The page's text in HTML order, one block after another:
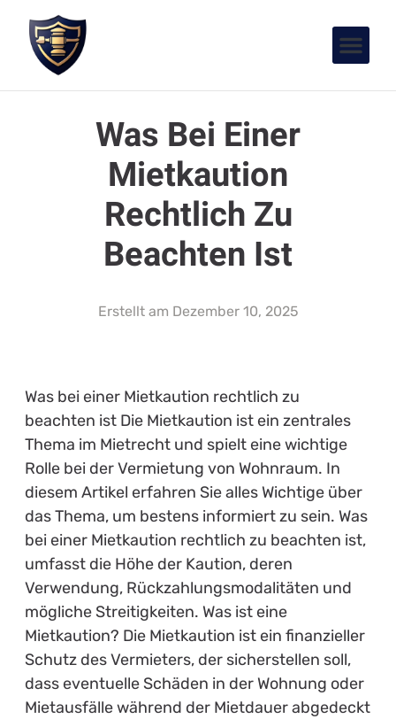
Was Bei Einer
Mietkaution
Rechtlich Zu
Beachten Ist
Erstellt am Dezember 10, 2025
Was bei einer Mietkaution rechtlich zu
beachten ist Die Mietkaution ist ein zentrales
Thema im Mietrecht und spielt eine wichtige
Rolle bei der Vermietung von Wohnraum. In
diesem Artikel erfahren Sie alles Wichtige über
das Thema, um bestens informiert zu sein. Was
bei einer Mietkaution rechtlich zu beachten ist,
umfasst die Höhe der Kaution, deren
Verwendung, Rückzahlungsmodalitäten und
mögliche Streitigkeiten. Was ist eine
Mietkaution? Die Mietkaution ist ein finanzieller
Schutz des Vermieters, der sicherstellen soll,
dass eventuelle Schäden in der Wohnung oder
Mietausfälle während der Mietdauer abgedeckt